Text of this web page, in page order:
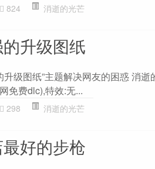
824 消逝的光芒
升级图纸
升级图纸”主题解决网友的困惑 消
免费dlc),特效:无...
298 消逝的光芒
好的步枪